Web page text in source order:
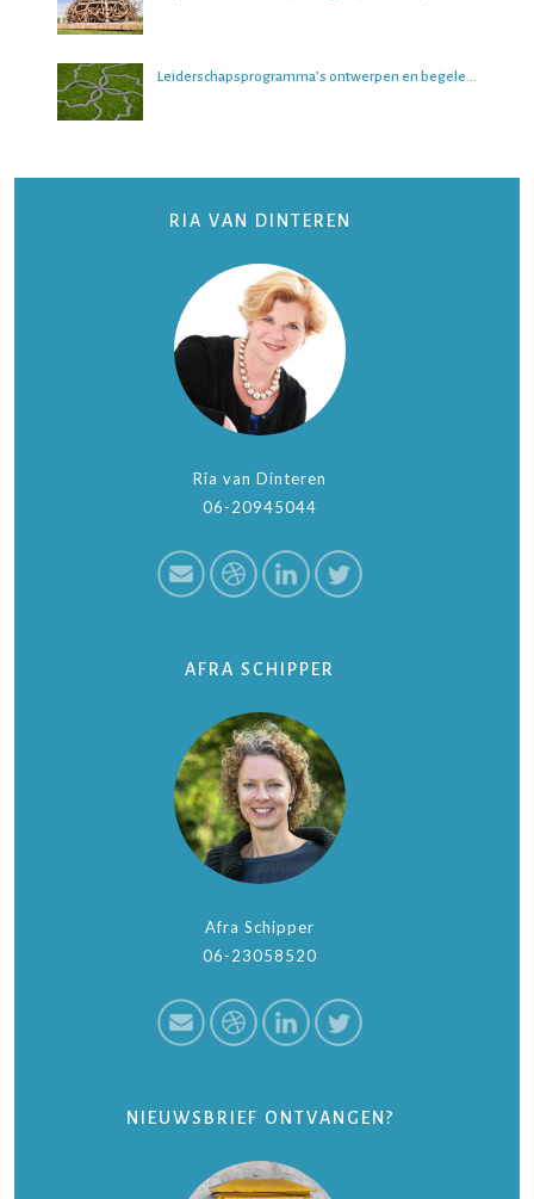
Leiderschapsprogramma’s ontwerpen en begeleiden
RIA VAN DINTEREN
Ria van Dinteren
06-20945044
AFRA SCHIPPER
Afra Schipper
06-23058520
NIEUWSBRIEF ONTVANGEN?